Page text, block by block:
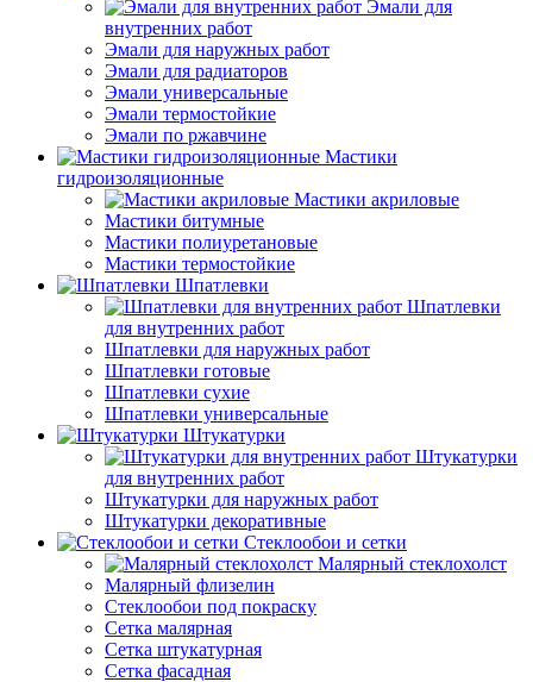
Эмали для
внутренних работ
Эмали для наружных работ
Эмали для радиаторов
Эмали универсальные
Эмали термостойкие
Эмали по ржавчине
Мастики
гидроизоляционные
Мастики акриловые
Мастики битумные
Мастики полиуретановые
Мастики термостойкие
Шпатлевки
Шпатлевки
для внутренних работ
Шпатлевки для наружных работ
Шпатлевки готовые
Шпатлевки сухие
Шпатлевки универсальные
Штукатурки
Штукатурки
для внутренних работ
Штукатурки для наружных работ
Штукатурки декоративные
Стеклообои и сетки
Малярный стеклохолст
Малярный флизелин
Стеклообои под покраску
Сетка малярная
Сетка штукатурная
Сетка фасадная